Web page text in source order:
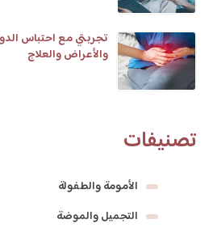
تجربتي مع احتباس
والأعراض والعلاج
تصنيفات
الأمومة والطفولة
التجميل والموضة